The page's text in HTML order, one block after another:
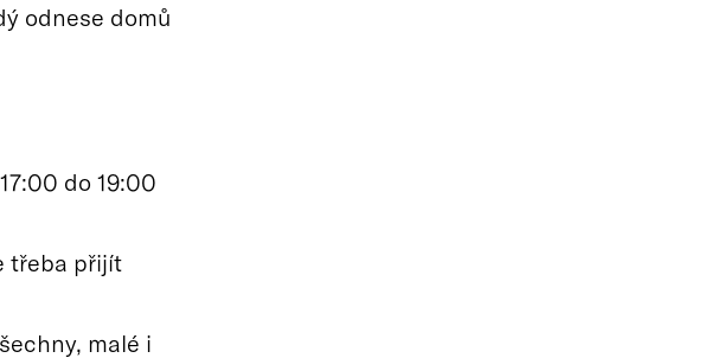
odnese domů
do 19:00
třeba přijít
malé i